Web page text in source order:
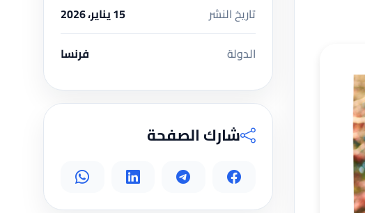
تاريخ النشر
15 يناير، 2026
الدولة
فرنسا
شارك الصفحة